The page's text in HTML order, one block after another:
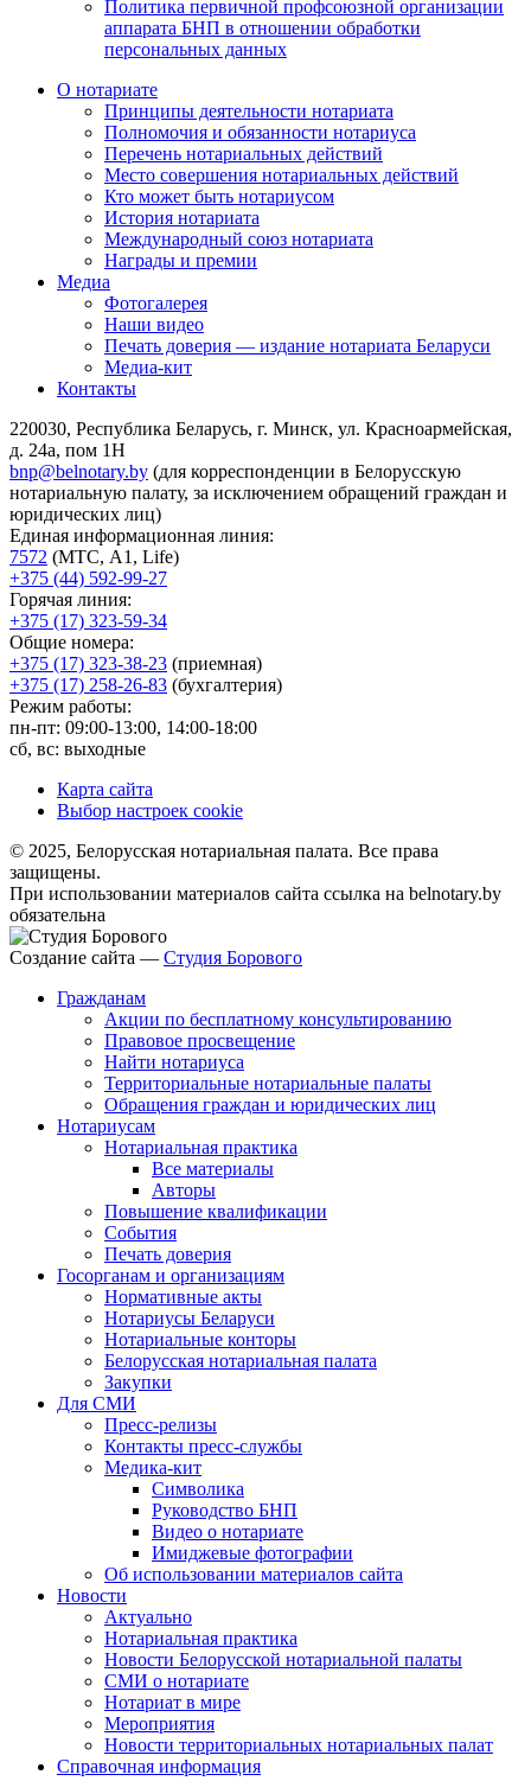
Политика первичной профсоюзной организации
аппарата БНП в отношении обработки
персональных данных
О нотариате
Принципы деятельности нотариата
Полномочия и обязанности нотариуса
Перечень нотариальных действий
Место совершения нотариальных действий
Кто может быть нотариусом
История нотариата
Международный союз нотариата
Награды и премии
Медиа
Фотогалерея
Наши видео
Печать доверия — издание нотариата Беларуси
Медиа-кит
Контакты
220030, Республика Беларусь, г. Минск, ул. Красноармейская,
д. 24а, пом 1Н
bnp@belnotary.by (для корреспонденции в Белорусскую
нотариальную палату, за исключением обращений граждан и
юридических лиц)
Единая информационная линия:
7572 (МТС, A1, Life)
+375 (44) 592-99-27
Горячая линия:
+375 (17) 323-59-34
Общие номера:
+375 (17) 323-38-23 (приемная)
+375 (17) 258-26-83 (бухгалтерия)
Режим работы:
пн-пт: 09:00-13:00, 14:00-18:00
сб, вс: выходные
Карта сайта
Выбор настроек cookie
© 2025, Белорусская нотариальная палата. Все права
защищены.
При использовании материалов сайта ссылка на belnotary.by
обязательна
Создание сайта — Студия Борового
Гражданам
Акции по бесплатному консультированию
Правовое просвещение
Найти нотариуса
Территориальные нотариальные палаты
Обращения граждан и юридических лиц
Нотариусам
Нотариальная практика
Все материалы
Авторы
Повышение квалификации
События
Печать доверия
Госорганам и организациям
Нормативные акты
Нотариусы Беларуси
Нотариальные конторы
Белорусская нотариальная палата
Закупки
Для СМИ
Пресс-релизы
Контакты пресс-службы
Медика-кит
Символика
Руководство БНП
Видео о нотариате
Имиджевые фотографии
Об использовании материалов сайта
Новости
Актуально
Нотариальная практика
Новости Белорусской нотариальной палаты
СМИ о нотариате
Нотариат в мире
Мероприятия
Новости территориальных нотариальных палат
Справочная информация